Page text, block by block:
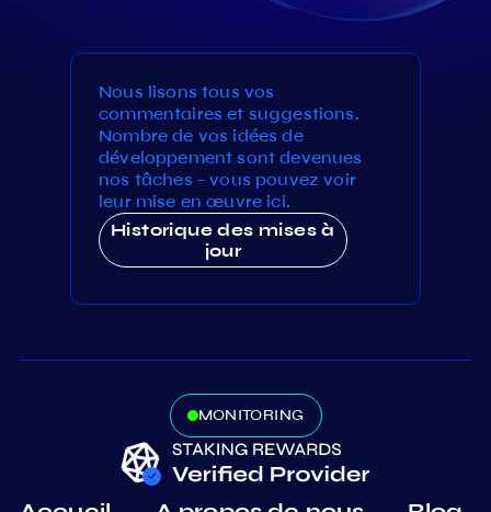
Nous lisons tous vos
commentaires et suggestions.
Nombre de vos idées de
développement sont devenues
nos tâches - vous pouvez voir
leur mise en œuvre ici.
Historique des mises à
jour
MONITORING